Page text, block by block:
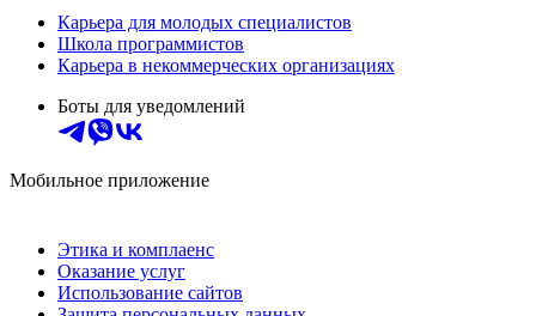
Карьера для молодых специалистов
Школа программистов
Карьера в некоммерческих организациях
Боты для уведомлений
Мобильное приложение
Этика и комплаенс
Оказание услуг
Использование сайтов